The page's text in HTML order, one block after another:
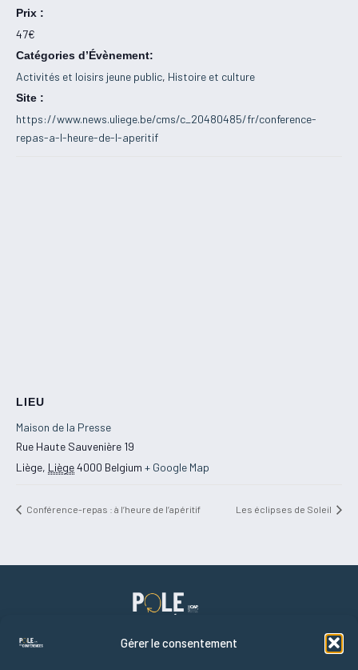
Gérer le consentement
Prix :
47€
Catégories d’Évènement:
Activités et loisirs jeune public, Histoire et culture
Site :
https://www.news.uliege.be/cms/c_20480485/fr/conference-
repas-a-l-heure-de-l-aperitif
LIEU
Maison de la Presse
Rue Haute Sauvenière 19
Liège, Liège4000 Belgium + Google Map
Conférence-repas : à l’heure de l’apéritif Les éclipses de Soleil